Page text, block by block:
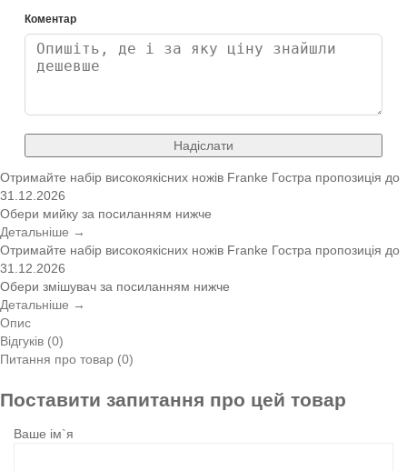
Коментар
Надіслати
Отримайте набір високоякісних ножів Franke Гостра пропозиція до
31.12.2026
Обери мийку за посиланням нижче
Детальніше →
Отримайте набір високоякісних ножів Franke Гостра пропозиція до
31.12.2026
Обери змішувач за посиланням нижче
Детальніше →
Опис
Відгуків (0)
Питання про товар (0)
Поставити запитання про цей товар
Ваше ім`я